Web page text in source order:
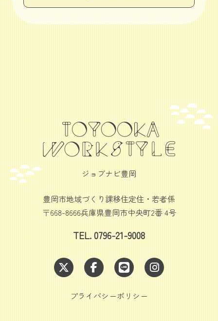
ジョブナビ豊岡
豊岡市地域づくり課移住定住・若者係
〒668-8666兵庫県豊岡市中央町2番 4号
TEL. 0796-21-9008
プライバシーポリシー